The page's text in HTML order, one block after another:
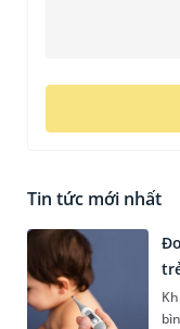
Tin tức mới nhất